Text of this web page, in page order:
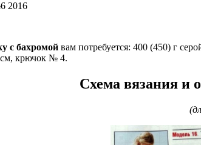
2016
с бахромой вам потребуется: 400 (450) г
крючок № 4.
Схема вязания и